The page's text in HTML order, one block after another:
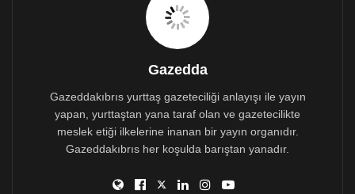
Gazedda
Gazeddakıbrıs yurttaş gazeteciliği anlayışı ile yayın
yapan, yurttaştan yana taraf olan ve gazetecilikte
meslek etiği ilkelerine inanan bir yayın organıdır.
Gazeddakıbrıs her koşulda barıştan yanadır.